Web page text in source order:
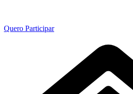
Quero Participar